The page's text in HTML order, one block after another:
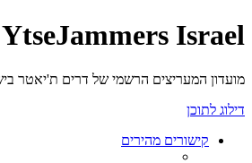
YtseJammers Israel
מועדון המעריצים הרשמי של דרים ת'יאטר
דילוג לתוכן
קישורים מהירים